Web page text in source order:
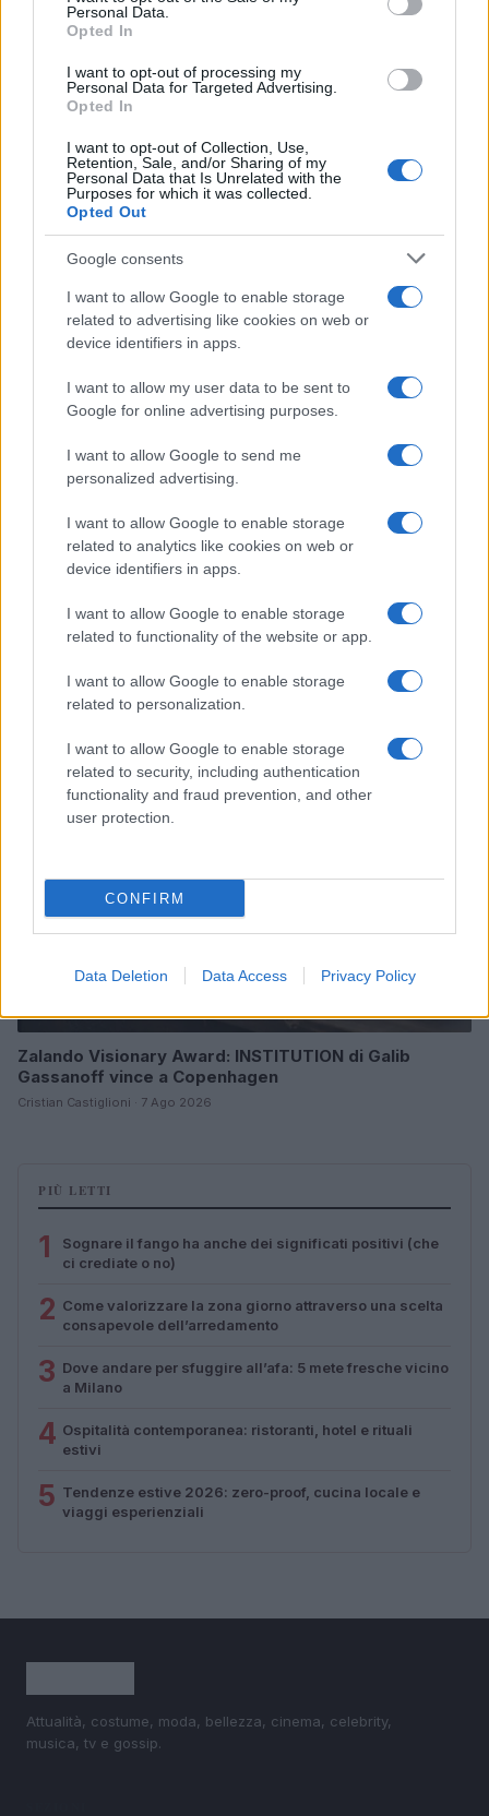
Personal Data.
Opted In
I want to opt-out of processing my
Personal Data for Targeted Advertising.
Opted In
I want to opt-out of Collection, Use,
Retention, Sale, and/or Sharing of my
Personal Data that Is Unrelated with the
Purposes for which it was collected.
Opted Out
Google consents
I want to allow Google to enable storage
related to advertising like cookies on web or
device identifiers in apps.
I want to allow my user data to be sent to
Google for online advertising purposes.
I want to allow Google to send me
personalized advertising.
I want to allow Google to enable storage
related to analytics like cookies on web or
device identifiers in apps.
I want to allow Google to enable storage
related to functionality of the website or app.
I want to allow Google to enable storage
related to personalization.
I want to allow Google to enable storage
related to security, including authentication
functionality and fraud prevention, and other
user protection.
CONFIRM
Data Deletion Data Access Privacy Policy
Copenhagen Fashion Week SS27: le novità che stanno
Cristian Castiglioni · 8 Ago 2026
LIFESTYLE
mare e storia
Cristian Castiglioni · 8 Ago 2026
LIFESTYLE
Zalando Visionary Award: INSTITUTION di Galib
Gassanoff vince a Copenhagen
Cristian Castiglioni · 7 Ago 2026
PIÙ LETTI
1
Sognare il fango ha anche dei significati positivi (che
ci crediate o no)
2 Come valorizzare la zona giorno attraverso una scelta
consapevole dell’arredamento
3 Dove andare per sfuggire all’afa: 5 mete fresche vicino
a Milano
4 Ospitalità contemporanea: ristoranti, hotel e rituali
estivi
5 Tendenze estive 2026: zero-proof, cucina locale e
viaggi esperienziali
Attualità, costume, moda, bellezza, cinema, celebrity,
musica, tv e gossip.